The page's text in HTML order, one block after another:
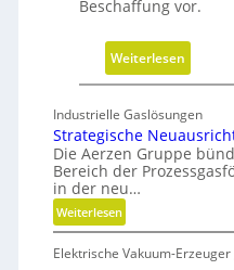
f
a
c
h
u
n
g
r
Beschaffung vor.
Weiterlesen:
S
a
r
t
u
r
Industrielle Gaslösungen
Strategische
Die Aerzen Gruppe
Bereich der
in der neu…
Weiterlesen:
S
t
Elektrische Vakuum-